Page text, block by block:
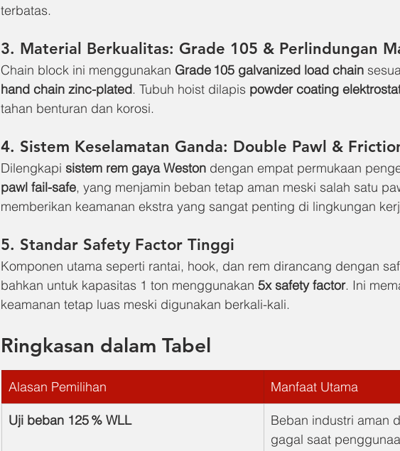
terbatas.
3. Material Berkualitas: Grade 105 & Perlindungan
Chain block ini menggunakan Grade 105 galvanized load chain
hand chain zinc-plated. Tubuh hoist dilapis powder coating
tahan benturan dan korosi.
4. Sistem Keselamatan Ganda: Double Pawl &
Dilengkapi sistem rem gaya Weston dengan empat permukaan
pawl fail-safe, yang menjamin beban tetap aman meski salah satu
memberikan keamanan ekstra yang sangat penting di lingkungan
5. Standar Safety Factor Tinggi
Komponen utama seperti rantai, hook, dan rem dirancang dengan
bahkan untuk kapasitas 1 ton menggunakan 5x safety factor. Ini
keamanan tetap luas meski digunakan berkali-kali.
Ringkasan dalam Tabel
Alasan Pemilihan Manfaat Utama
Uji beban 125 % WLL
Beban industri aman
gagal saat